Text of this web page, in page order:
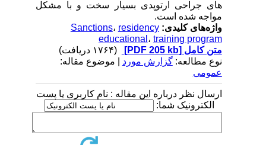
های جراحی ارتوپدی بسیار سخت و با مشکل
مواجه شده است.
واژه‌های کلیدی:
Sanctions،residency
educational،training program
متن کامل[PDF 205 kb]
نوع مطالعه:گزارش مورد | موضوع مقاله:
عمومى
ارسال نظر درباره این مقاله : نام کاربری یا پست
الکترونیک شما: